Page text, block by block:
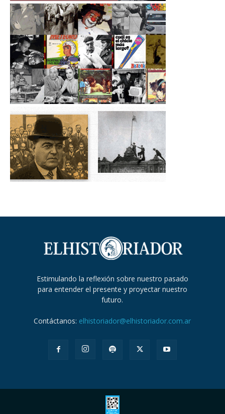
Estimulando la reflexión sobre nuestro pasado
para entender el presente y proyectar nuestro
futuro.
Contáctanos: elhistoriador@elhistoriador.com.ar